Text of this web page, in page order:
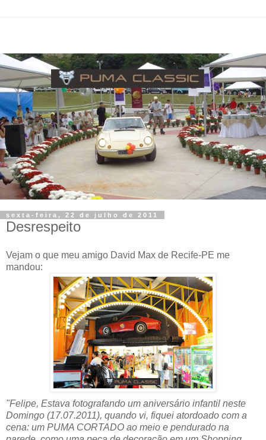
sexta-feira, 22 de julho de 2011
Desrespeito
Vejam o que meu amigo David Max de Recife-PE me
mandou:
"Felipe, Estava fotografando um aniversário infantil neste
Domingo (17.07.2011), quando vi, fiquei atordoado com a
cena: um PUMA CORTADO ao meio e pendurado na